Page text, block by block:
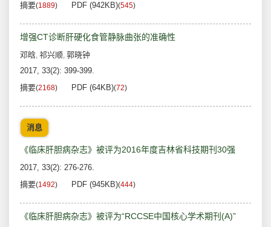
摘要(1889) PDF (942KB)(545)
增强CT诊断肝硬化食管静脉曲张的准确性
邓晗, 祁兴顺, 郭晓钟
2017, 33(2): 399-399.
摘要(2168) PDF (64KB)(72)
消息
《临床肝胆病杂志》被评为2016年度吉林省科技期刊30强
2017, 33(2): 276-276.
摘要(1492) PDF (945KB)(444)
《临床肝胆病杂志》被评为“RCCSE中国核心学术期刊(A)”